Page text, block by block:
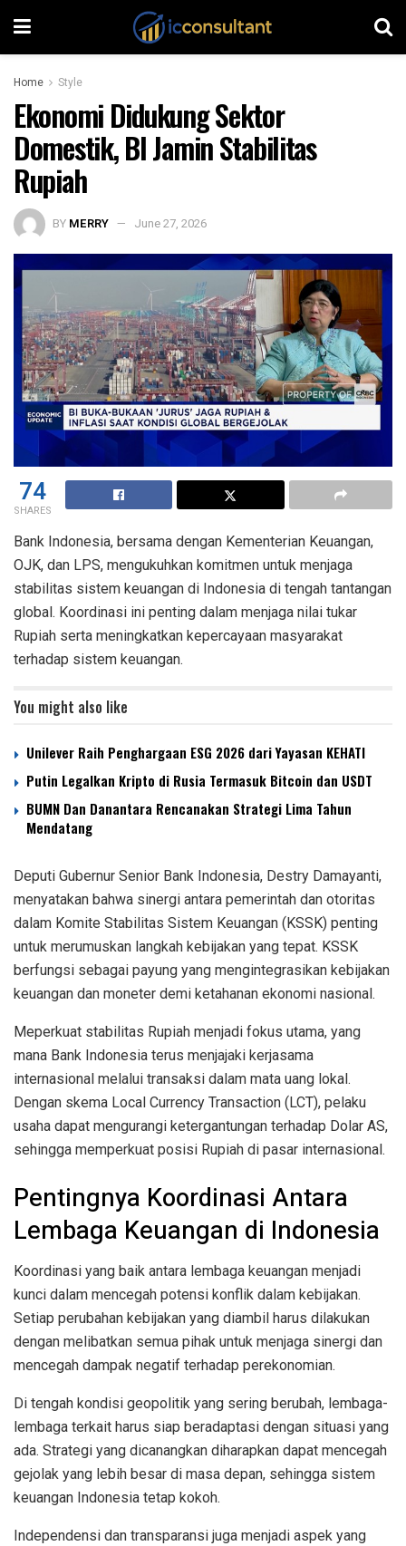
Home Style
Ekonomi Didukung Sektor
Domestik, BI Jamin Stabilitas
Rupiah
BY MERRY June 27, 2026
74
SHARES
Bank Indonesia, bersama dengan Kementerian Keuangan,
OJK, dan LPS, mengukuhkan komitmen untuk menjaga
stabilitas sistem keuangan di Indonesia di tengah tantangan
global. Koordinasi ini penting dalam menjaga nilai tukar
Rupiah serta meningkatkan kepercayaan masyarakat
terhadap sistem keuangan.
You might also like
Unilever Raih Penghargaan ESG 2026 dari Yayasan KEHATI
Putin Legalkan Kripto di Rusia Termasuk Bitcoin dan USDT
BUMN Dan Danantara Rencanakan Strategi Lima Tahun
Mendatang
Deputi Gubernur Senior Bank Indonesia, Destry Damayanti,
menyatakan bahwa sinergi antara pemerintah dan otoritas
dalam Komite Stabilitas Sistem Keuangan (KSSK) penting
untuk merumuskan langkah kebijakan yang tepat. KSSK
berfungsi sebagai payung yang mengintegrasikan kebijakan
keuangan dan moneter demi ketahanan ekonomi nasional.
Meperkuat stabilitas Rupiah menjadi fokus utama, yang
mana Bank Indonesia terus menjajaki kerjasama
internasional melalui transaksi dalam mata uang lokal.
Dengan skema Local Currency Transaction (LCT), pelaku
usaha dapat mengurangi ketergantungan terhadap Dolar AS,
sehingga memperkuat posisi Rupiah di pasar internasional.
Pentingnya Koordinasi Antara
Lembaga Keuangan di Indonesia
Koordinasi yang baik antara lembaga keuangan menjadi
kunci dalam mencegah potensi konflik dalam kebijakan.
Setiap perubahan kebijakan yang diambil harus dilakukan
dengan melibatkan semua pihak untuk menjaga sinergi dan
mencegah dampak negatif terhadap perekonomian.
Di tengah kondisi geopolitik yang sering berubah, lembaga-
lembaga terkait harus siap beradaptasi dengan situasi yang
ada. Strategi yang dicanangkan diharapkan dapat mencegah
gejolak yang lebih besar di masa depan, sehingga sistem
keuangan Indonesia tetap kokoh.
Independensi dan transparansi juga menjadi aspek yang